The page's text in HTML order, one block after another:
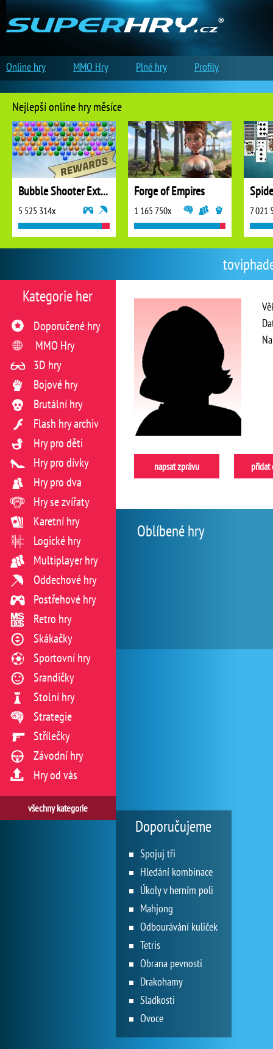
napsat zprávu přidat
Oblíbené hry
Kategorie her
Doporučené hry
MMO Hry
3D hry
Bojové hry
Brutální hry
Flash hry archiv
Hry pro děti
Hry pro dívky
Hry pro dva
Hry se zvířaty
Karetní hry
Logické hry
Multiplayer hry
Oddechové hry
Postřehové hry
Retro hry
Skákačky
Sportovní hry
Srandičky
Stolní hry
Strategie
Střílečky
Závodní hry
Hry od vás
všechny kategorie
Doporučujeme
Spojuj tři
Hledání kombinace
Úkoly v herním poli
Mahjong
Odbourávání kuliček
Tetris
Obrana pevnosti
Drakohamy
Sladkosti
Ovoce
Nejlepší online hry měsíce
Bubble Shooter Extreme
5 525 314x
Forge of Empires
1 165 750x 7 021
Online hry MMO Hry Plné hry Profily